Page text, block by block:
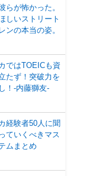
らが怖かった。
しいストリート
ンの本当の姿。
ではTOEICも資
たず！突破力を
！-内藤獅友-
経験者50人に聞
ていくべきマス
ムまとめ